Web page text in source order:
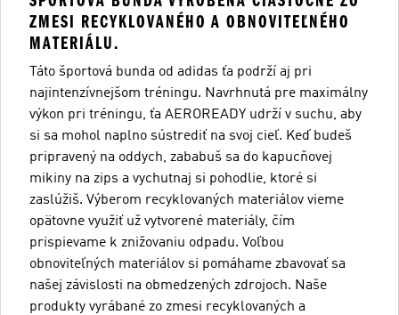
ZMESI RECYKLOVANÉHO A OBNOVITEĽNÉHO
MATERIÁLU.
Táto športová bunda od adidas ťa podrží aj pri
najintenzívnejšom tréningu. Navrhnutá pre maximálny
výkon pri tréningu, ťa AEROREADY udrží v suchu, aby
si sa mohol naplno sústrediť na svoj cieľ. Keď budeš
pripravený na oddych, zababuš sa do kapucňovej
mikiny na zips a vychutnaj si pohodlie, ktoré si
zaslúžiš. Výberom recyklovaných materiálov vieme
opätovne využiť už vytvorené materiály, čím
prispievame k znižovaniu odpadu. Voľbou
obnoviteľných materiálov si pomáhame zbavovať sa
našej závislosti na obmedzených zdrojoch. Naše
produkty vyrábané zo zmesi recyklovaných a